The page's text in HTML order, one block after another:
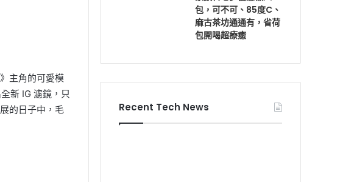
主角的可愛模
新 IG 濾鏡，只
的日子中，毛
包，可不可、85度C、
麻古茶坊通通有，省荷
包開喝超療癒
Recent Tech News